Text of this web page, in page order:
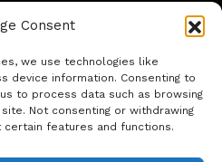
Consent
we use technologies like
device information. Consenting to
to process data such as browsing
Not consenting or withdrawing
features and functions.